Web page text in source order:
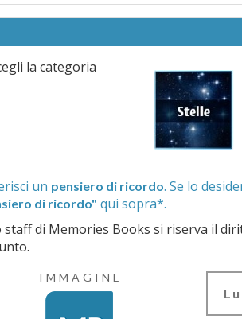
la categoria
un pensiero di ricordo
di ricordo" qui sopra*.
di Memories Books si riserva il diritto di
IMMAGINE